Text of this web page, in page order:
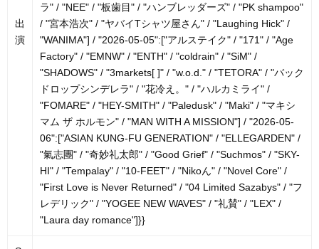
出
演
ラ" / "NEE" / "板歯目" / "ハンブレッダーズ" / "PK shampoo"
/ "宮本浩次" / "ヤバイTシャツ屋さん" / "Laughing Hick" /
"WANIMA"] / "2026-05-05":["アルステイク" / "171" / "Age
Factory" / "EMNW" / "ENTH" / "coldrain" / "SiM" /
"SHADOWS" / "3markets[ ]" / "w.o.d." / "TETORA" / "バック
ドロップシンデレラ" / "花冷え。" / "ハルカミライ" /
"FOMARE" / "HEY-SMITH" / "Paledusk" / "Maki" / "マキシ
マム ザ ホルモン" / "MAN WITH A MISSION"] / "2026-05-
06":["ASIAN KUNG-FU GENERATION" / "ELLEGARDEN" /
"氣志團" / "奇妙礼太郎" / "Good Grief" / "Suchmos" / "SKY-
HI" / "Tempalay" / "10-FEET" / "Nikoん" / "Novel Core" /
"First Love is Never Returned" / "04 Limited Sazabys" / "フ
レデリック" / "YOGEE NEW WAVES" / "礼賛" / "LEX" /
"Laura day romance"]}}